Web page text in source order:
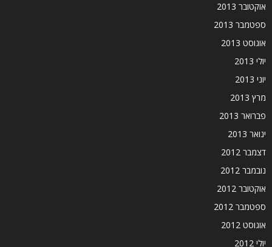
אוקטובר 2013
ספטמבר 2013
אוגוסט 2013
יולי 2013
יוני 2013
מרץ 2013
פברואר 2013
ינואר 2013
דצמבר 2012
נובמבר 2012
אוקטובר 2012
ספטמבר 2012
אוגוסט 2012
יולי 2012